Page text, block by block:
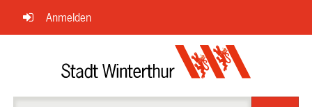
Navigation
überspringen
Anmelden